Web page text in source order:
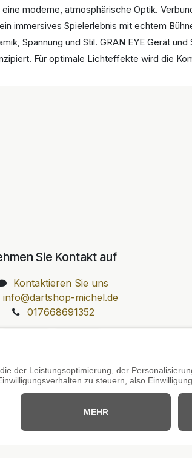
moderne, atmosphärische Optik.
immersives Spielerlebnis mit echtem
Spannung und Stil. GRAN EYE Gerät
Für optimale Lichteffekte wird die
Sie Kontakt auf
Kontaktieren Sie uns
info@dartshop-michel.de
017668691352